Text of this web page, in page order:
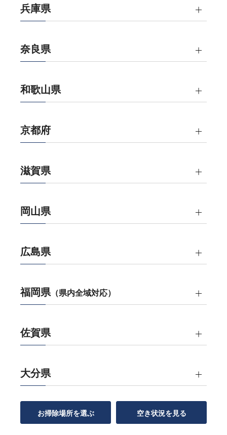
兵庫県
奈良県
和歌山県
京都府
滋賀県
岡山県
広島県
福岡県（県内全域対応）
佐賀県
大分県
お掃除場所を選ぶ 空き状況を見る